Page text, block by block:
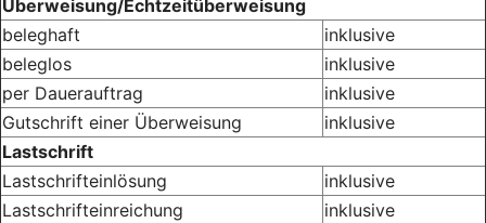
Überweisung/Echtzeitüberweisung
beleghaft
inklusive
beleglos
inklusive
per Dauerauftrag
inklusive
Gutschrift einer Überweisung
inklusive
Lastschrift
Lastschrifteinlösung
inklusive
Lastschrifteinreichung
inklusive